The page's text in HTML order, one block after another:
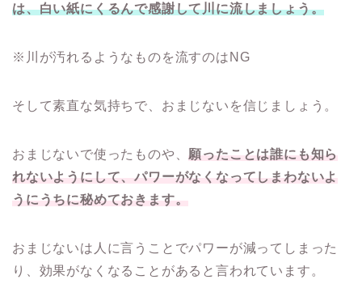
は、白い紙にくるんで感謝して川に流しましょう。
※川が汚れるようなものを流すのはNG
そして素直な気持ちで、おまじないを信じましょう。
おまじないで使ったものや、願ったことは誰にも知ら
れないようにして、パワーがなくなってしまわないよ
うにうちに秘めておきます。
おまじないは人に言うことでパワーが減ってしまった
り、効果がなくなることがあると言われています。